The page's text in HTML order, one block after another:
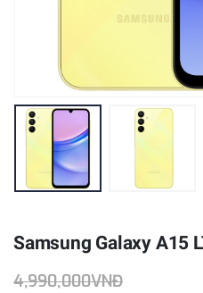
Samsung Galaxy A15
4,990,000VNĐ